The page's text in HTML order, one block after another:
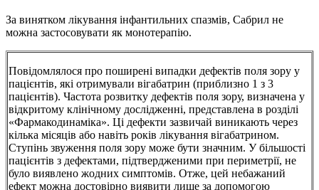
За винятком лікування інфантильних спазмів, Сабрил не
можна застосовувати як монотерапію.
Повідомлялося про поширені випадки дефектів поля зору у
пацієнтів, які отримували вігабатрин (приблизно 1 з 3
пацієнтів). Частота розвитку дефектів поля зору, визначена у
відкритому клінічному дослідженні, представлена в розділі
«Фармакодинаміка». Ці дефекти зазвичай виникають через
кілька місяців або навіть років лікування вігабатрином.
Ступінь звуження поля зору може бути значним. У більшості
пацієнтів з дефектами, підтвердженими при периметрії, не
було виявлено жодних симптомів. Отже, цей небажаний
ефект можна достовірно виявити лише за допомогою